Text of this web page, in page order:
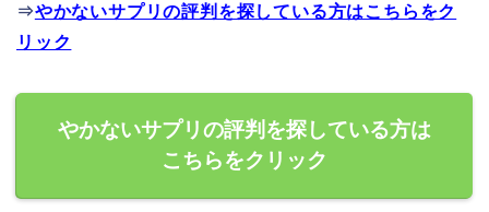
⇒やかないサプリの評判を探している方はこちらをク
リック
やかないサプリの評判を探している方は
こちらをクリック